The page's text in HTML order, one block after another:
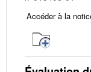
Accéder à la